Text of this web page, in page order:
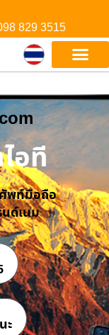
829 3515
อที
พท์มือถือ
ด์เนม
ะ